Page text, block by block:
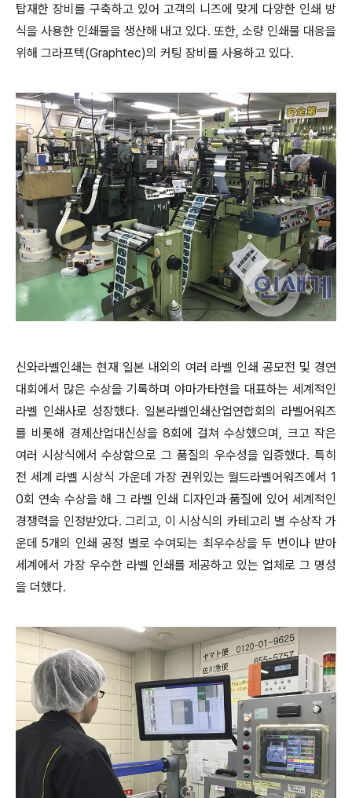
탑재한 장비를 구축하고 있어 고객의 니즈에 맞게 다양한 인쇄 방
식을 사용한 인쇄물을 생산해 내고 있다. 또한, 소량 인쇄물 대응을
위해 그라프텍(Graphtec)의 커팅 장비를 사용하고 있다.
신와라벨인쇄는 현재 일본 내외의 여러 라벨 인쇄 공모전 및 경연
대회에서 많은 수상을 기록하며 야마가타현을 대표하는 세계적인
라벨 인쇄사로 성장했다. 일본라벨인쇄산업연합회의 라벨어워즈
를 비롯해 경제산업대신상을 8회에 걸쳐 수상했으며, 크고 작은
여러 시상식에서 수상함으로 그 품질의 우수성을 입증했다. 특히
전 세계 라벨 시상식 가운데 가장 권위있는 월드라벨어워즈에서 1
0회 연속 수상을 해 그 라벨 인쇄 디자인과 품질에 있어 세계적인
경쟁력을 인정받았다. 그리고, 이 시상식의 카테고리 별 수상작 가
운데 5개의 인쇄 공정 별로 수여되는 최우수상을 두 번이나 받아
세계에서 가장 우수한 라벨 인쇄를 제공하고 있는 업체로 그 명성
을 더했다.